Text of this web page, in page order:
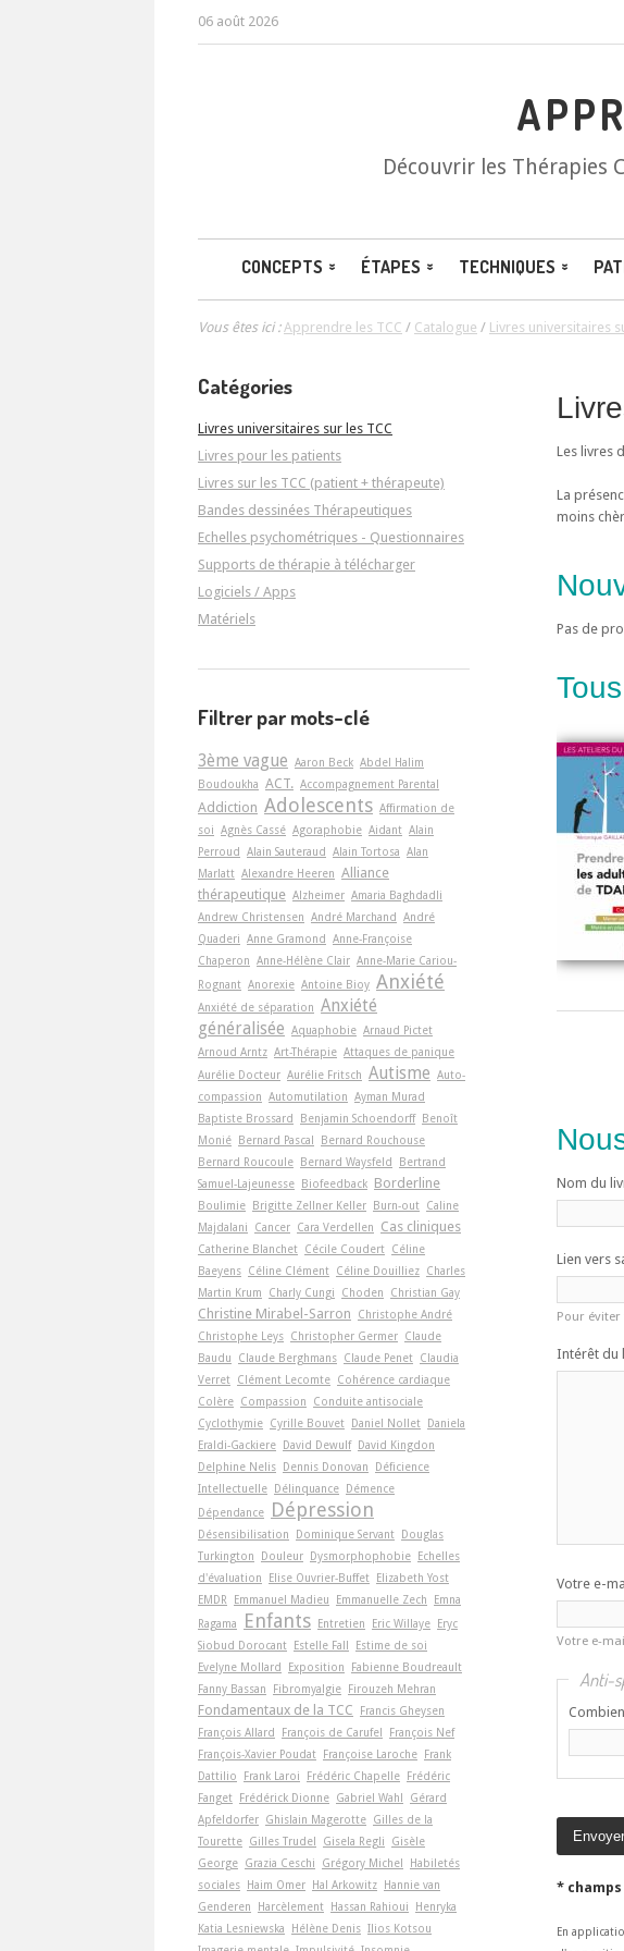
06 août 2026
Découvrir les Thérapies
CONCEPTS ÉTAPES TECHNIQUES
Vous êtes ici :Apprendre les TCC / Catalogue / Livres universitaires
Les livres
La
moins
Pas de
Nom du
Lien vers
Pour
Intérêt du
Votre e-
Votre e-
Anti-
*
En
Catégories
Livres universitaires sur les TCC
Livres pour les patients
Livres sur les TCC (patient + thérapeute)
Bandes dessinées Thérapeutiques
Echelles psychométriques - Questionnaires
Supports de thérapie à télécharger
Logiciels / Apps
Matériels
Filtrer par mots-clé
3ème vague Aaron Beck Abdel Halim
Boudoukha ACT. Accompagnement Parental
Addiction Adolescents Affirmation de
soi Agnès Cassé Agoraphobie Aidant Alain
Perroud Alain Sauteraud Alain Tortosa Alan
Marlatt Alexandre Heeren Alliance
thérapeutique Alzheimer Amaria Baghdadli
Andrew Christensen André Marchand André
Quaderi Anne Gramond Anne-Françoise
Chaperon Anne-Hélène Clair Anne-Marie Cariou-
Rognant Anorexie Antoine Bioy Anxiété
Anxiété de séparation Anxiété
généralisée Aquaphobie Arnaud Pictet
Arnoud Arntz Art-Thérapie Attaques de panique
Aurélie Docteur Aurélie Fritsch Autisme Auto-
compassion Automutilation Ayman Murad
Baptiste Brossard
Benjamin Schoendorff Benoît
Monié Bernard Pascal
Bernard Rouchouse
Bernard Roucoule Bernard Waysfeld
Bertrand
Samuel-Lajeunesse Biofeedback Borderline
Boulimie Brigitte Zellner Keller Burn-out Caline
Majdalani
Cancer Cara Verdellen Cas cliniques
Catherine Blanchet Cécile Coudert Céline
Baeyens Céline Clément Céline Douilliez Charles
Martin Krum
Charly Cungi Choden Christian Gay
Christine Mirabel-Sarron
Christophe André
Christophe Leys Christopher Germer Claude
Baudu
Claude Berghmans Claude Penet Claudia
Verret Clément Lecomte Cohérence cardiaque
Colère Compassion
Conduite antisociale
Cyclothymie Cyrille Bouvet Daniel Nollet Daniela
Eraldi-Gackiere David Dewulf David Kingdon
Delphine Nelis Dennis Donovan
Déficience
Intellectuelle Délinquance Démence
Dépendance
Dépression
Désensibilisation Dominique Servant Douglas
Turkington
Douleur Dysmorphophobie Echelles
d'évaluation
Elise Ouvrier-Buffet Elizabeth Yost
EMDR
Emmanuel Madieu Emmanuelle Zech
Emna
Ragama
Enfants Entretien Eric Willaye Eryc
Siobud Dorocant Estelle Fall
Estime de soi
Evelyne Mollard
Exposition
Fabienne Boudreault
Fanny Bassan
Fibromyalgie Firouzeh Mehran
Fondamentaux de la TCC
Francis Gheysen
François Allard
François de Carufel
François Nef
François-Xavier Poudat Françoise Laroche Frank
Dattilio
Frank Laroi Frédéric Chapelle Frédéric
Fanget Frédérick Dionne Gabriel Wahl
Gérard
Apfeldorfer Ghislain Magerotte Gilles de la
Tourette Gilles Trudel Gisela Regli
Gisèle
George Grazia Ceschi Grégory Michel
Habiletés
sociales Haim Omer Hal Arkowitz Hannie van
Genderen
Harcèlement Hassan Rahioui
Henryka
Katia Lesniewska
Hélène Denis Ilios Kotsou